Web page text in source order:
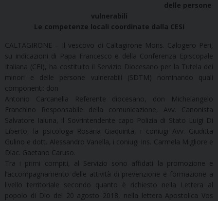
delle persone
vulnerabili
Le competenze locali coordinate dalla CESi
CALTAGIRONE – Il vescovo di Caltagirone Mons. Calogero Peri,
su indicazioni di Papa Francesco e della Conferenza Episcopale
Italiana (CEI), ha costituito il Servizio Diocesano per la Tutela dei
minori e delle persone vulnerabili (SDTM) nominando quali
componenti: don
Antonio Carcanella Referente diocesano, don Michelangelo
Franchino Responsabile della comunicazione, Avv. Canonista
Salvatore Ialuna, il Sovrintendente capo Polizia di Stato Luigi Di
Liberto, la psicologa Rosaria Giaquinta, i coniugi Avv. Giuditta
Gulino e dott. Alessandro Vanella, i coniugi Ins. Carmela Migliore e
Diac. Gaetano Caruso.
Tra i primi compiti, al Servizio sono affidati la promozione e
l’accompagnamento delle attività di prevenzione e formazione a
livello territoriale secondo quanto è richiesto nella Lettera al
popolo di Dio del 20 agosto 2018, nella lettera Apostolica Vos